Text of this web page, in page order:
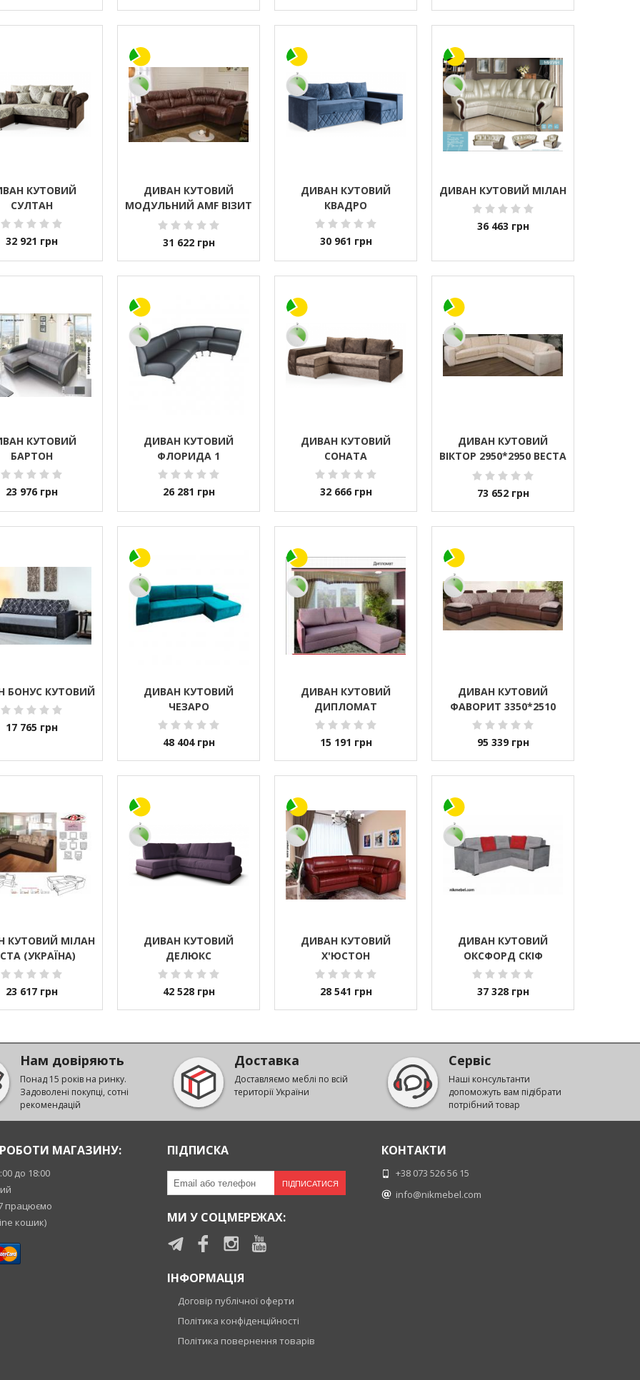
КУТОВИЙ
СУЛТАН
32 921 грн
ДИВАН КУТОВИЙ
МОДУЛЬНИЙ AMF ВІЗИТ
(З ПІДЛОКІТНИКАМИ)
31 622 грн
ДИВАН КУТОВИЙ
КВАДРО
30 961 грн
ДИВАН КУТОВИЙ МІЛАН
36 463 грн
КУТОВИЙ
БАРТОН
23 976 грн
ДИВАН КУТОВИЙ
ФЛОРИДА 1
26 281 грн
ДИВАН КУТОВИЙ
СОНАТА
32 666 грн
ДИВАН КУТОВИЙ
ВІКТОР 2950*2950 ВЕСТА
(УКРАЇНА)
73 652 грн
БОНУС КУТОВИЙ
17 765 грн
ДИВАН КУТОВИЙ
ЧЕЗАРО
48 404 грн
ДИВАН КУТОВИЙ
ДИПЛОМАТ
15 191 грн
ДИВАН КУТОВИЙ
ФАВОРИТ 3350*2510
95 339 грн
КУТОВИЙ МІЛАН
(УКРАЇНА)
23 617 грн
ДИВАН КУТОВИЙ
ДЕЛЮКС
42 528 грн
ДИВАН КУТОВИЙ
Х'ЮСТОН
28 541 грн
ДИВАН КУТОВИЙ
ОКСФОРД СКІФ
37 328 грн
Нам довіряють
Понад 15 років на ринку.
Задоволені покупці, сотні
рекомендацій
Доставка
Доставляємо меблі по всій
території України
Сервіс
Наші консультанти
допоможуть вам підібрати
потрібний товар
МАГАЗИНУ:
до 18:00
працюємо
кошик)
ПІДПИСКА
ПІДПИСАТИСЯ
МИ У СОЦМЕРЕЖАХ:
ІНФОРМАЦІЯ
Договір публічної оферти
Політика конфіденційності
Політика повернення товарів
КОНТАКТИ
+38 073 526 56 15
info@nikmebel.com